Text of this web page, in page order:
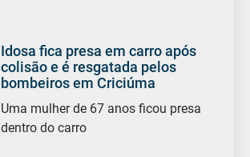
Idosa fica presa em carro após
colisão e é resgatada pelos
bombeiros em Criciúma
Uma mulher de 67 anos ficou presa
dentro do carro